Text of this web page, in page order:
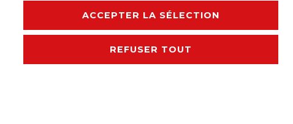
ACCEPTER LA SÉLECTION
REFUSER TOUT